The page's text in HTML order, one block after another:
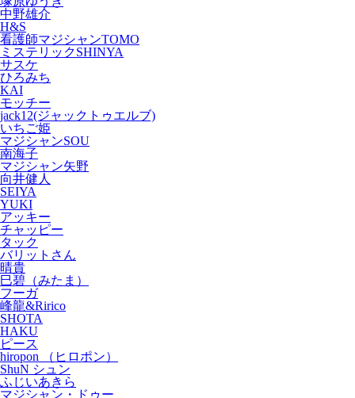
中野雄介
H&S
看護師マジシャンTOMO
ミステリックSHINYA
サスケ
ひろみち
KAI
モッチー
jack12(ジャックトゥエルブ)
いちご姫
マジシャンSOU
南海子
マジシャン矢野
向井健人
SEIYA
YUKI
アッキー
チャッピー
タック
バリットさん
晴貴
巳碧（みたま）
フーガ
峰龍&Ririco
SHOTA
HAKU
ピース
hiropon （ヒロポン）
ShuN シュン
ふじいあきら
マジシャン・ドゥー